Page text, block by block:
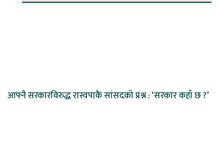
आफ्नै सरकारविरुद्ध रास्वपाकै सांसदको प्रश्न : ‘सरकार कहाँ छ ?’